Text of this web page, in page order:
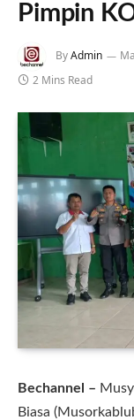
Pimpin
ByAdmin
2 Mins Read
Bechannel –
Biasa